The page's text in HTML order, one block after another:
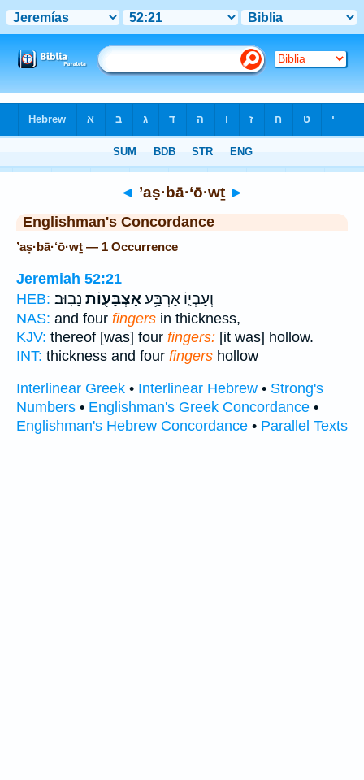
◄ ’aṣ·bā·‘ō·wṯ ►
Englishman's Concordance
’aṣ·bā·‘ō·wṯ — 1 Occurrence
Jeremiah 52:21
HEB:
וְעָבְי֛וֹ אַרְבַּ֥עאַצְבָּע֖וֹת נָבֽוּב׃
NAS: and four fingers in thickness,
KJV: thereof [was] four fingers: [it was] hollow.
INT: thickness and four fingers hollow
Interlinear Greek • Interlinear Hebrew • Strong's
Numbers • Englishman's Greek Concordance •
Englishman's Hebrew Concordance • Parallel Texts